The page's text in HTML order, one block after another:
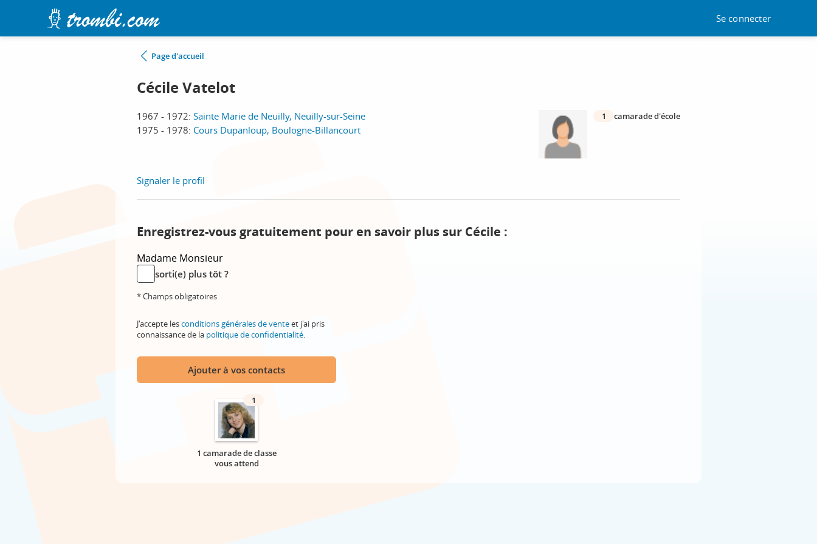
Se connecter
Page d'accueil
Cécile Vatelot
1967 - 1972: Sainte Marie de Neuilly, Neuilly-sur-Seine
1975 - 1978: Cours Dupanloup, Boulogne-Billancourt
1 camarade d'école
Signaler le profil
Enregistrez-vous gratuitement pour en savoir plus sur Cécile :
Madame Monsieur
sorti(e) plus tôt ?
* Champs obligatoires
J'accepte lesconditions générales de venteet j'ai pris
connaissance de la politique de confidentialité.
Ajouter à vos contacts
1
1 camarade de classe
vous attend